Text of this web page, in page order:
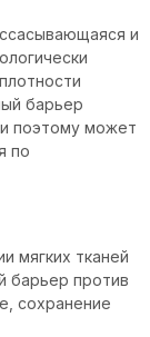
и
барьер
и поэтому может
по
мягких тканей
барьер против
сохранение